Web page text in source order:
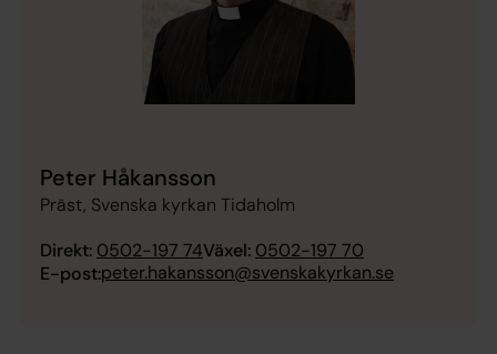
Peter Håkansson
Präst, Svenska kyrkan Tidaholm
Direkt: 0502-197 74Växel: 0502-197 70
E-post:peter.hakansson@svenskakyrkan.se